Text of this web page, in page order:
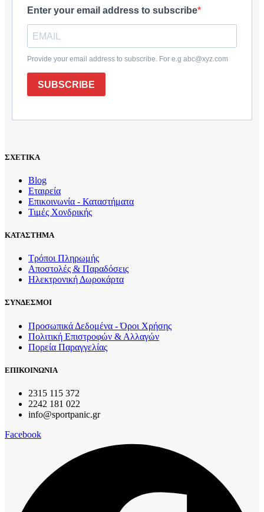
Enter your email address to subscribe
Provide your email address to subscribe. For e.g abc@xyz.com
SUBSCRIBE
ΣΧΕΤΙΚΑ
Blog
Εταιρεία
Επικοινωνία - Καταστήματα
Τιμές Χονδρικής
ΚΑΤΑΣΤΗΜΑ
Τρόποι Πληρωμής
Αποστολές & Παραδόσεις
Ηλεκτρονική Δωροκάρτα
ΣΥΝΔΕΣΜΟΙ
Προσωπικά Δεδομένα - Όροι Χρήσης
Πολιτική Επιστροφών & Αλλαγών
Πορεία Παραγγελίας
ΕΠΙΚΟΙΝΩΝΙΑ
2315 115 372
2242 181 022
info@sportpanic.gr
Facebook